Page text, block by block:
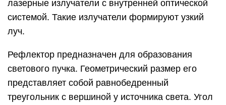
лазерные излучатели с внутренней оптической
системой. Такие излучатели формируют узкий
луч.
Рефлектор предназначен для образования
светового пучка. Геометрический размер его
представляет собой равнобедренный
треугольник с вершиной у источника света. Угол